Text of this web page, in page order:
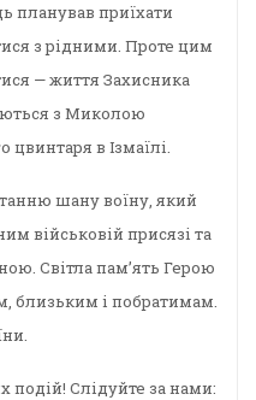
планував приїхати
з рідними. Проте цим
— життя Захисника
з Миколою
цвинтаря в Ізмаїлі.
шану воїну, який
військовій присязі та
Світла пам’ять Герою
близьким і побратимам.
подій! Слідуйте за нами: